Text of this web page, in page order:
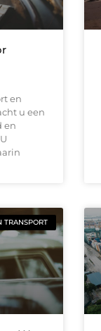
en
u een
en
TRANSPORT